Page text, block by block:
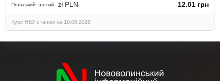
Польський злотий zł PLN 12.01 грн
Курс НБУ станом на 10.08.2026